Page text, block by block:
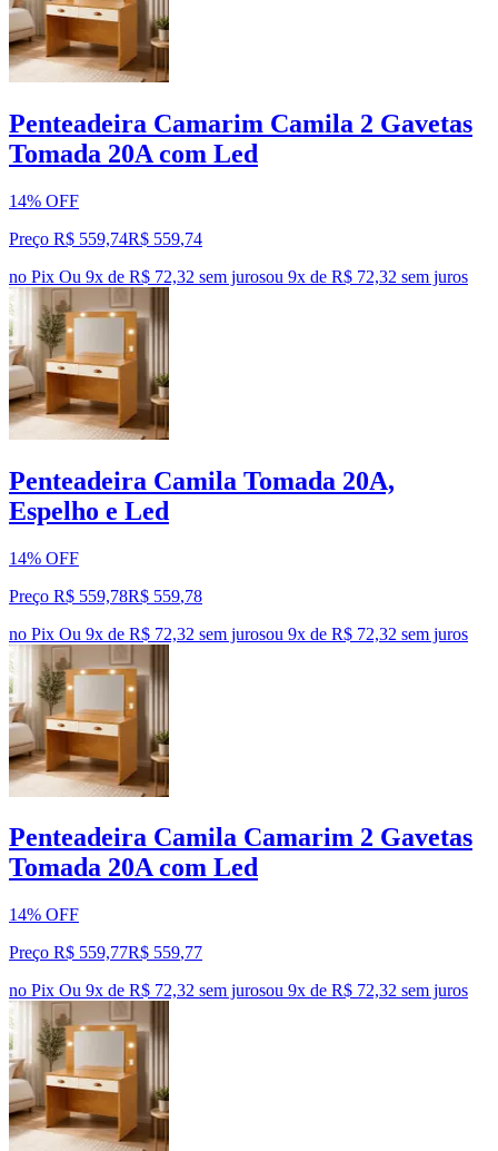
Penteadeira Camarim Camila 2 Gavetas
Tomada 20A com Led
14% OFF
Preço R$ 559,74R$ 559,74
no Pix Ou 9x de R$ 72,32 sem jurosou 9x de R$ 72,32 sem juros
Penteadeira Camila Tomada 20A,
Espelho e Led
14% OFF
Preço R$ 559,78R$ 559,78
no Pix Ou 9x de R$ 72,32 sem jurosou 9x de R$ 72,32 sem juros
Penteadeira Camila Camarim 2 Gavetas
Tomada 20A com Led
14% OFF
Preço R$ 559,77R$ 559,77
no Pix Ou 9x de R$ 72,32 sem jurosou 9x de R$ 72,32 sem juros